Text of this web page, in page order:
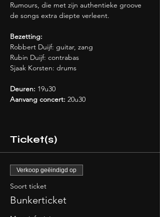
Rumours, die met zijn authentieke groove
de songs extra diepte verleent.
Bezetting:
Robbert Duijf: guitar, zang
Rubin Duijf: contrabas
Sjaak Korsten: drums
Deuren: 19u30
Aanvang concert: 20u30
Ticket(s)
Verkoop geëindigd op
Soort ticket
Bunkerticket